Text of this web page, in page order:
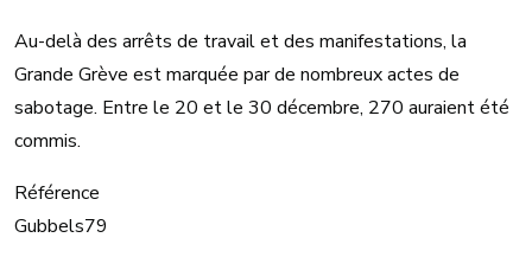
Au-delà des arrêts de travail et des manifestations, la
Grande Grève est marquée par de nombreux actes de
sabotage. Entre le 20 et le 30 décembre, 270 auraient été
commis.
Référence
Gubbels79